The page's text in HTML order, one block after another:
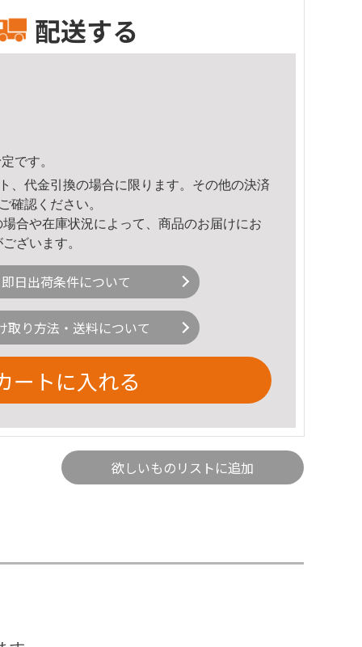
配送する
です。
、代金引換の場合に限ります。その他の決済
確認ください。
合や在庫状況によって、商品のお届けにお
ざいます。
即日出荷条件について
取り方法・送料について
ートに入れる
欲しいものリストに追加